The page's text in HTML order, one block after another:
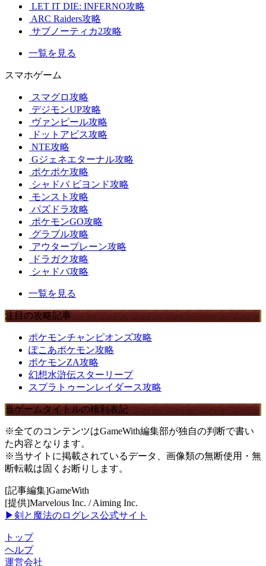
LET IT DIE: INFERNO攻略
ARC Raiders攻略
サブノーティカ2攻略
一覧を見る
スマホゲーム
スマグロ攻略
デジモンUP攻略
ヴァンピール攻略
ドットアビス攻略
NTE攻略
Gジェネエターナル攻略
ポケポケ攻略
シャドバ ビヨンド攻略
モンスト攻略
パズドラ攻略
ポケモンGO攻略
グラブル攻略
アウタープレーン攻略
ドラガク攻略
シャドバ攻略
一覧を見る
注目の攻略記事
ポケモンチャンピオンズ攻略
ぽこあポケモン攻略
ポケモンZA攻略
幻想水滸伝スターリープ
スプラトゥーンレイダース攻略
当ゲームタイトルの権利表記
※全てのコンテンツはGameWith編集部が独自の判断で書い
た内容となります。
※当サイトに掲載されているデータ、画像類の無断使用・無
断転載は固くお断りします。
[記事編集]GameWith
[提供]Marvelous Inc. / Aiming Inc.
▶剣と魔法のログレス公式サイト
トップ
ヘルプ
運営会社